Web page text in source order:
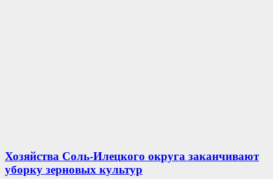
Хозяйства Соль-Илецкого округа заканчивают
уборку зерновых культур